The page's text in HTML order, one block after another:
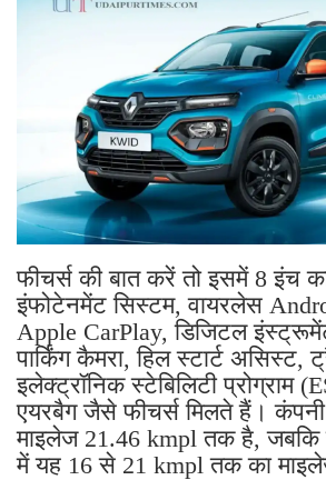
फीचर्स की बात करें तो इसमें 8 इंच
इंफोटेनमेंट सिस्टम, वायरलेस
Apple CarPlay, डिजिटल
पार्किंग कैमरा, हिल स्टार्ट
इलेक्ट्रॉनिक स्टेबिलिटी प्रोग्राम
एयरबैग जैसे फीचर्स मिलते हैं।
माइलेज 21.46 kmpl तक है, जबकि
में यह 16 से 21 kmpl तक का